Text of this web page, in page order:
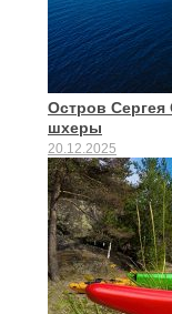
Остров Сергея
шхеры
20.12.2025